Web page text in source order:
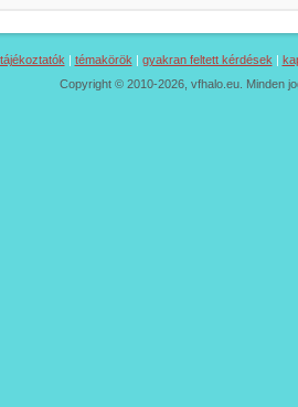
tájékoztatók | témakörök | gyakran feltett kérdések |
Copyright © 2010-2026, vfhalo.eu. Minden